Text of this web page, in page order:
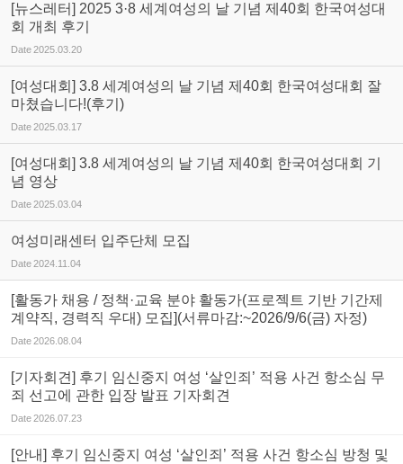
[뉴스레터] 2025 3·8 세계여성의 날 기념 제40회 한국여성대
회 개최 후기
Date2025.03.20
[여성대회] 3.8 세계여성의 날 기념 제40회 한국여성대회 잘
마쳤습니다!(후기)
Date2025.03.17
[여성대회] 3.8 세계여성의 날 기념 제40회 한국여성대회 기
념 영상
Date2025.03.04
여성미래센터 입주단체 모집
Date2024.11.04
[활동가 채용 / 정책·교육 분야 활동가(프로젝트 기반 기간제
계약직, 경력직 우대) 모집](서류마감:~2026/9/6(금) 자정)
Date2026.08.04
[기자회견] 후기 임신중지 여성 ‘살인죄’ 적용 사건 항소심 무
죄 선고에 관한 입장 발표 기자회견
Date2026.07.23
[안내] 후기 임신중지 여성 ‘살인죄’ 적용 사건 항소심 방청 및